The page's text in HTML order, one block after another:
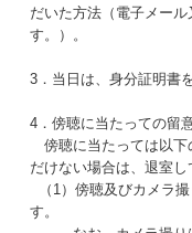
だいた方法（電子メー
す。）。
3．当日は、身分証明書
4．傍聴に当たっての留
傍聴に当たっては以下
だけない場合は、退室し
（1）傍聴及びカメラ
す。